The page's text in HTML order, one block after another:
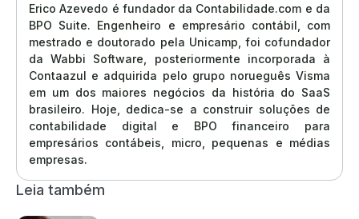
Erico Azevedo é fundador da Contabilidade.com e da
BPO Suite. Engenheiro e empresário contábil, com
mestrado e doutorado pela Unicamp, foi cofundador
da Wabbi Software, posteriormente incorporada à
Contaazul e adquirida pelo grupo norueguês Visma
em um dos maiores negócios da história do SaaS
brasileiro. Hoje, dedica-se a construir soluções de
contabilidade digital e BPO financeiro para
empresários contábeis, micro, pequenas e médias
empresas.
Leia também